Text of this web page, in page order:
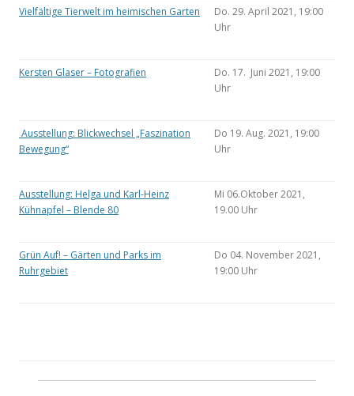
Vielfältige Tierwelt im heimischen Garten
Do. 29. April 2021, 19:00
Uhr
Kersten Glaser – Fotografien
Do. 17. Juni 2021, 19:00
Uhr
Ausstellung: Blickwechsel „Faszination
Bewegung“
Do 19. Aug. 2021, 19:00
Uhr
Ausstellung: Helga und Karl-Heinz
Kühnapfel – Blende 80
Mi 06.Oktober 2021,
19.00 Uhr
Grün Auf! – Gärten und Parks im
Ruhrgebiet
Do 04. November 2021,
19:00 Uhr